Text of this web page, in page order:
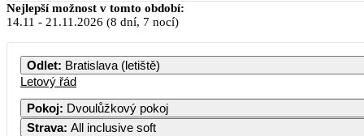
Nejlepší možnost v tomto období:
14.11 - 21.11.2026 (8 dní, 7 nocí)
Odlet: Bratislava (letiště)
Letový řád
Pokoj: Dvoulůžkový pokoj
Strava: All inclusive soft